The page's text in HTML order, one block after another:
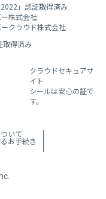
」認証取得済み
株式会社
クラウド株式会社
取得済み
クラウドセキュアサ
イト
シールは安心の証で
す。
いて
お手続き